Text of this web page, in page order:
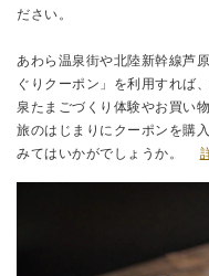
ださい。
あわら温泉街や北陸新幹線芦
ぐりクーポン」を利用すれば
泉たまごづくり体験やお買い
旅のはじまりにクーポンを購
みてはいかがでしょうか。